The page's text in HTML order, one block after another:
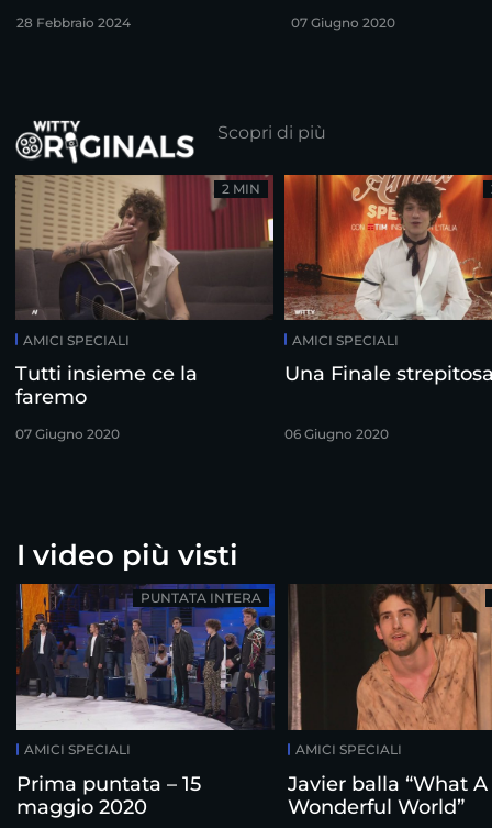
28 Febbraio 2024 07 Giugno 2020
Scopri di più
AMICI SPECIALI
Tutti insieme ce la
faremo
07 Giugno 2020
2 MIN
AMICI SPECIALI
Una Finale
06 Giugno 2020
I video più visti
AMICI SPECIALI
Prima puntata – 15
maggio 2020
PUNTATA INTERA
AMICI SPECIALI
Javier balla “What A
Wonderful World”